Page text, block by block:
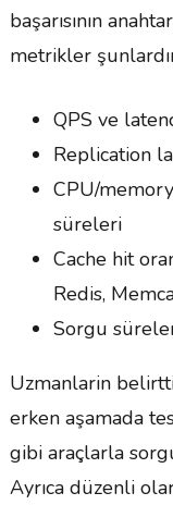
başarısının
metrikler
QPS ve
Replication
CPU/
süreleri
Cache hit
Redis,
Sorgu
Uzmanlarin
erken aşamada
gibi araçlarla
Ayrıca düzenli